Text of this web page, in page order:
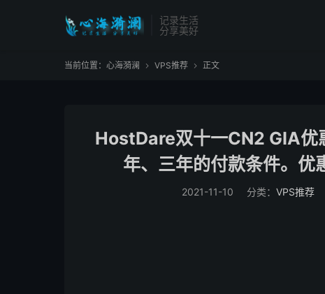
记录生活
分享美好
当前位置： 心海漪澜  VPS推荐  正文
HostDare双十一CN2 GIA优
年、三年的付款条件。优
2021-11-10 分类： VPS推荐